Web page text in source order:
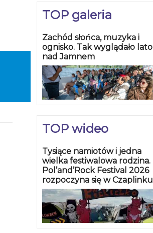
TOP galeria
Zachód słońca, muzyka i
ognisko. Tak wyglądało lato
nad Jamnem
TOP wideo
Tysiące namiotów i jedna
wielka festiwalowa rodzina.
Pol’and’Rock Festival 2026
rozpoczyna się w Czaplinku